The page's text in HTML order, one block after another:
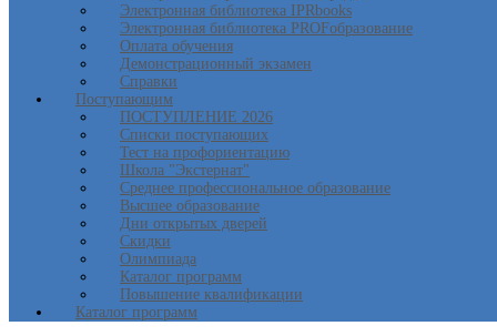
Электронная библиотека IPRbooks
Электронная библиотека PROFобразование
Оплата обучения
Демонстрационный экзамен
Справки
Поступающим
ПОСТУПЛЕНИЕ 2026
Списки поступающих
Тест на профориентацию
Школа "Экстернат"
Среднее профессиональное образование
Высшее образование
Дни открытых дверей
Скидки
Олимпиада
Каталог программ
Повышение квалификации
Каталог программ